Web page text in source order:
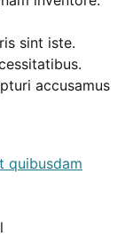
sint iste.
accusamus
quibusdam